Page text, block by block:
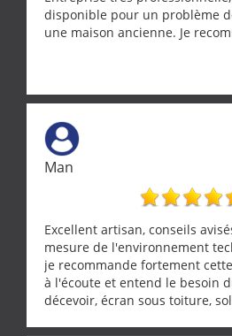
disponible pour un problème
une maison ancienne. Je
Man
Excellent artisan, conseils
mesure de l'environnement
je recommande fortement
à l'écoute et entend le besoin
décevoir, écran sous toiture,